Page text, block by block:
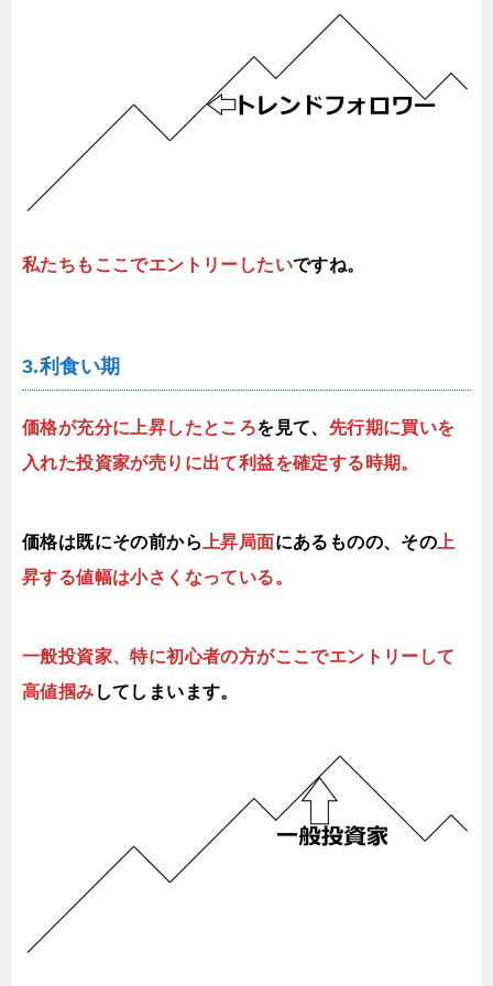
私たちもここでエントリーしたいですね。
3.利食い期
価格が充分に上昇したところを見て、 先行期に買いを
入れた投資家が売りに出て利益を確定する時期。
価格は既にその前から 上昇局面にあるものの、その 上
昇する値幅は小さくなっている。
一般投資家、特に初心者の方がここでエントリーして
高値掴み してしまいます。